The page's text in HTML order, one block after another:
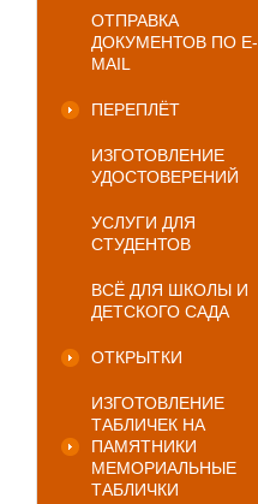
ОТПРАВКА
ДОКУМЕНТОВ ПО E-
MAIL
ПЕРЕПЛЁТ
ИЗГОТОВЛЕНИЕ
УДОСТОВЕРЕНИЙ
УСЛУГИ ДЛЯ
СТУДЕНТОВ
ВСЁ ДЛЯ ШКОЛЫ И
ДЕТСКОГО САДА
ОТКРЫТКИ
ИЗГОТОВЛЕНИЕ
ТАБЛИЧЕК НА
ПАМЯТНИКИ
МЕМОРИАЛЬНЫЕ
ТАБЛИЧКИ